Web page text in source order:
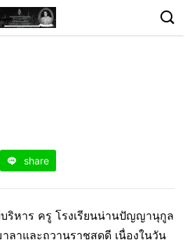
share
ริหาร ครู โรงเรียนน่านปัญญานุกูล
ลาและถวานราชสดดี เนื่องในวัน